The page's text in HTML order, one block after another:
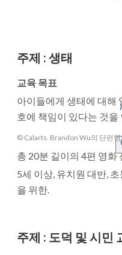
주제 : 생태
교육 목표
아이들에게 생태에 대해
호에 책임이 있다는 것을
© Calarts. Brandon Wu의 단편
총 20분 길이의 4편 영화
5세 이상, 유치원 대반,
을 위한.
주제 : 도덕 및 시민